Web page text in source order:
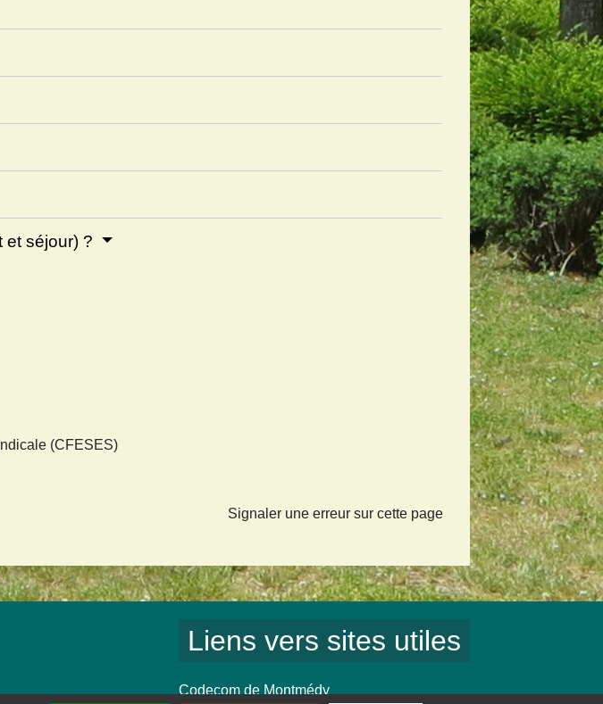
et séjour) ?
(CFESES)
Signaler une erreur sur cette page
Liens vers sites utiles
Codecom de Montmédy